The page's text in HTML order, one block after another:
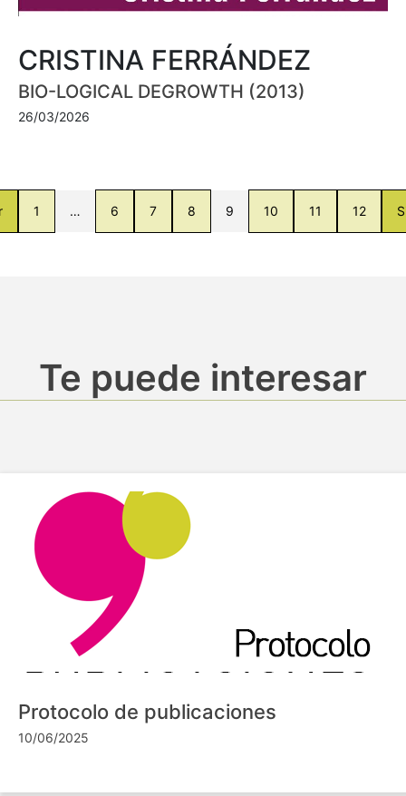
CRISTINA FERRÁNDEZ
BIO-LOGICAL DEGROWTH (2013)
26/03/2026
1 … 6 7 8 9 10 11 12
Te puede interesar
Protocolo de publicaciones
10/06/2025